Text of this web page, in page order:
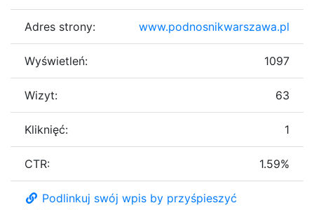
Adres strony: www.podnosnikwarszawa.pl
Wyświetleń: 1097
Wizyt: 63
Kliknięć: 1
CTR: 1.59%
Podlinkuj swój wpis by przyśpieszyć